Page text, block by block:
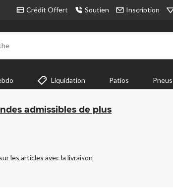
Crédit Offert Soutien Inscription
Liquidation Patios Pneus
admissibles de plus
sur les articles avec la livraison